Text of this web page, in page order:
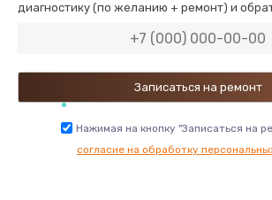
диагностику (по желанию + ремонт) и
Нажимая на кнопку "Записаться на
согласие на обработку